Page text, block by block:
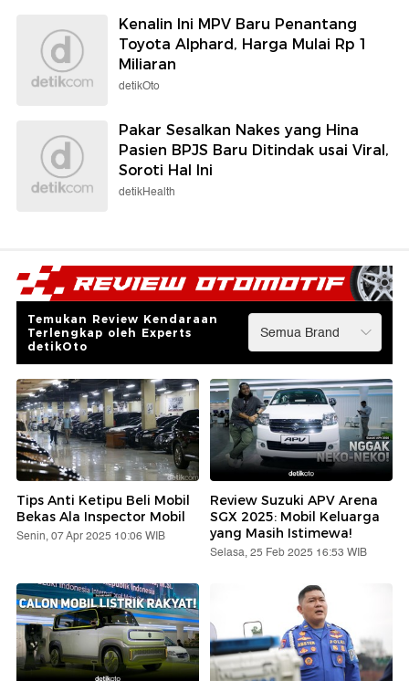
Kenalin Ini MPV Baru Penantang
Toyota Alphard, Harga Mulai Rp 1
Miliaran
detikOto
Pakar Sesalkan Nakes yang Hina
Pasien BPJS Baru Ditindak usai Viral,
Soroti Hal Ini
detikHealth
Temukan Review Kendaraan
Terlengkap oleh Experts
detikOto
Tips Anti Ketipu Beli Mobil
Bekas Ala Inspector Mobil
Senin, 07 Apr 2025 10:06 WIB
Review Suzuki APV Arena
SGX 2025: Mobil Keluarga
yang Masih Istimewa!
Selasa, 25 Feb 2025 16:53 WIB